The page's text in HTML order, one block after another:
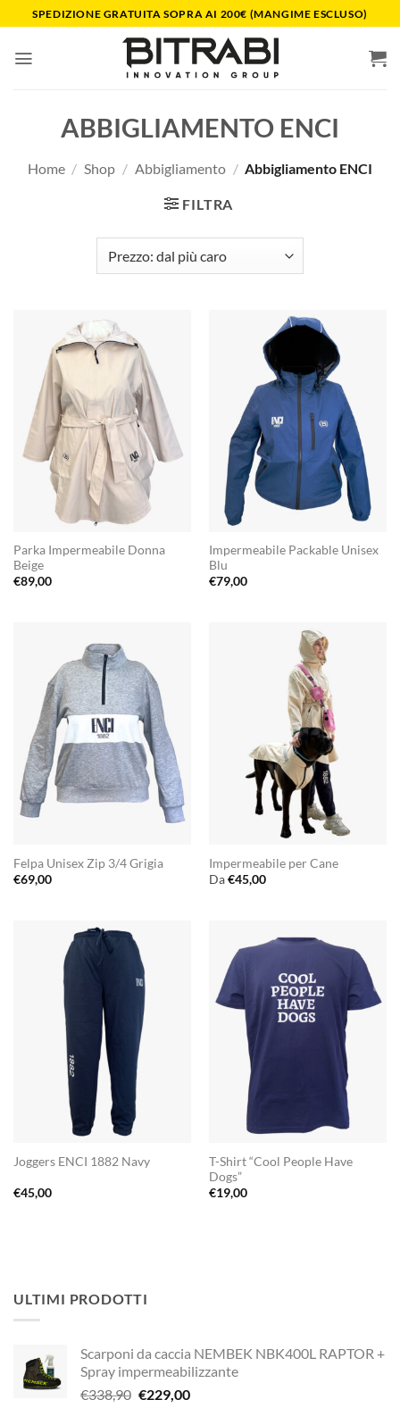
ai
contenuti
SPEDIZIONE GRATUITA SOPRA AI 200€ (MANGIME ESCLUSO)
ABBIGLIAMENTO ENCI
Home / Shop / Abbigliamento / Abbigliamento ENCI
FILTRA
Parka Impermeabile Donna
Beige
€89,00
Impermeabile Packable Unisex
Blu
€79,00
Felpa Unisex Zip 3/4 Grigia
€69,00
Impermeabile per Cane
Da€45,00
Joggers ENCI 1882 Navy
€45,00
T-Shirt “Cool People Have
Dogs”
€19,00
ULTIMI PRODOTTI
Scarponi da caccia NEMBEK NBK400L RAPTOR +
Spray impermeabilizzante
€338,90 Il
€229,00Il